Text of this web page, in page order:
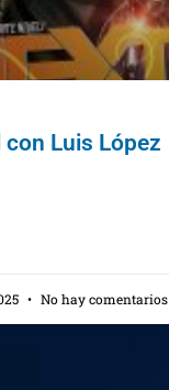
con Luis López
No hay comentarios